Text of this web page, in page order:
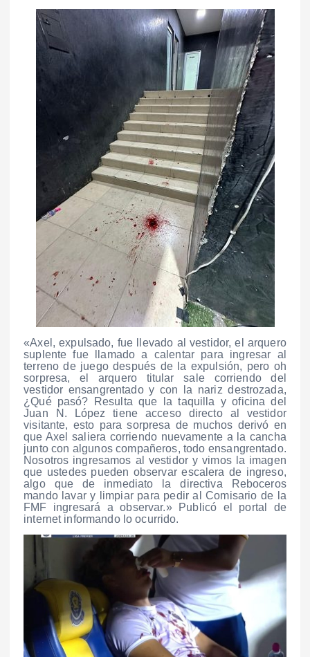
«Axel, expulsado, fue llevado al vestidor, el arquero
suplente fue llamado a calentar para ingresar al
terreno de juego después de la expulsión, pero oh
sorpresa, el arquero titular sale corriendo del
vestidor ensangrentado y con la nariz destrozada,
¿Qué pasó? Resulta que la taquilla y oficina del
Juan N. López tiene acceso directo al vestidor
visitante, esto para sorpresa de muchos derivó en
que Axel saliera corriendo nuevamente a la cancha
junto con algunos compañeros, todo ensangrentado.
Nosotros ingresamos al vestidor y vimos la imagen
que ustedes pueden observar escalera de ingreso,
algo que de inmediato la directiva Reboceros
mando lavar y limpiar para pedir al Comisario de la
FMF ingresará a observar.» Publicó el portal de
internet informando lo ocurrido.